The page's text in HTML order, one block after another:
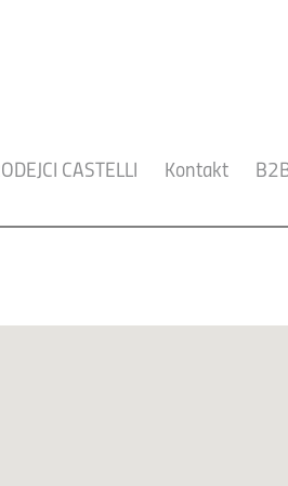
CASTELLI Kontakt